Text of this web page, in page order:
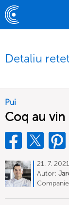
Detaliu
Pui
Coq au vin
21. 7. 2021
Autor: